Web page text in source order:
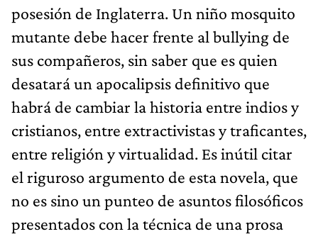
posesión de Inglaterra. Un niño mosquito
mutante debe hacer frente al bullying de
sus compañeros, sin saber que es quien
desatará un apocalipsis definitivo que
habrá de cambiar la historia entre indios y
cristianos, entre extractivistas y traficantes,
entre religión y virtualidad. Es inútil citar
el riguroso argumento de esta novela, que
no es sino un punteo de asuntos filosóficos
presentados con la técnica de una prosa